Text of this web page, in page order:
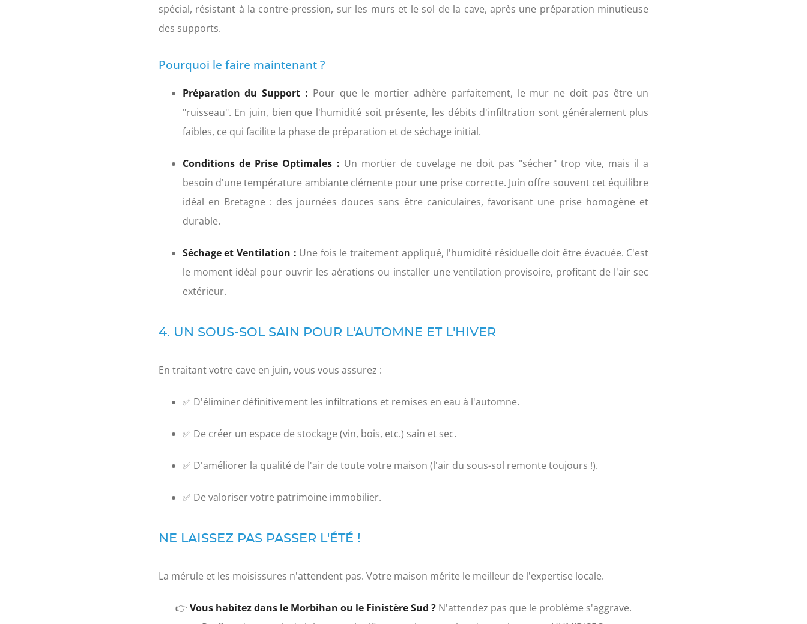
spécial, résistant à la contre-pression, sur les murs et le sol de la cave, après une préparation minutieuse
des supports.
Pourquoi le faire maintenant ?
Préparation du Support : Pour que le mortier adhère parfaitement, le mur ne doit pas être un
"ruisseau". En juin, bien que l'humidité soit présente, les débits d'infiltration sont généralement plus
faibles, ce qui facilite la phase de préparation et de séchage initial.
Conditions de Prise Optimales : Un mortier de cuvelage ne doit pas "sécher" trop vite, mais il a
besoin d'une température ambiante clémente pour une prise correcte. Juin offre souvent cet équilibre
idéal en Bretagne : des journées douces sans être caniculaires, favorisant une prise homogène et
durable.
Séchage et Ventilation : Une fois le traitement appliqué, l'humidité résiduelle doit être évacuée. C'est
le moment idéal pour ouvrir les aérations ou installer une ventilation provisoire, profitant de l'air sec
extérieur.
4. UN SOUS-SOL SAIN POUR L'AUTOMNE ET L'HIVER
En traitant votre cave en juin, vous vous assurez :
✅ D'éliminer définitivement les infiltrations et remises en eau à l'automne.
✅ De créer un espace de stockage (vin, bois, etc.) sain et sec.
✅ D'améliorer la qualité de l'air de toute votre maison (l'air du sous-sol remonte toujours !).
✅ De valoriser votre patrimoine immobilier.
NE LAISSEZ PAS PASSER L'ÉTÉ !
La mérule et les moisissures n'attendent pas. Votre maison mérite le meilleur de l'expertise locale.
👉 Vous habitez dans le Morbihan ou le Finistère Sud ?N'attendez pas que le problème s'aggrave.